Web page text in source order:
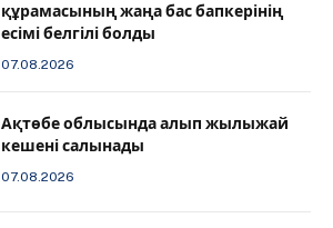
құрамасының жаңа бас бапкерінің
есімі белгілі болды
07.08.2026
Ақтөбе облысында алып жылыжай
кешені салынады
07.08.2026